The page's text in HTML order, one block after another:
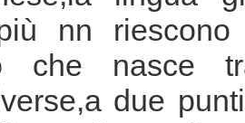
nn
che nasce
due